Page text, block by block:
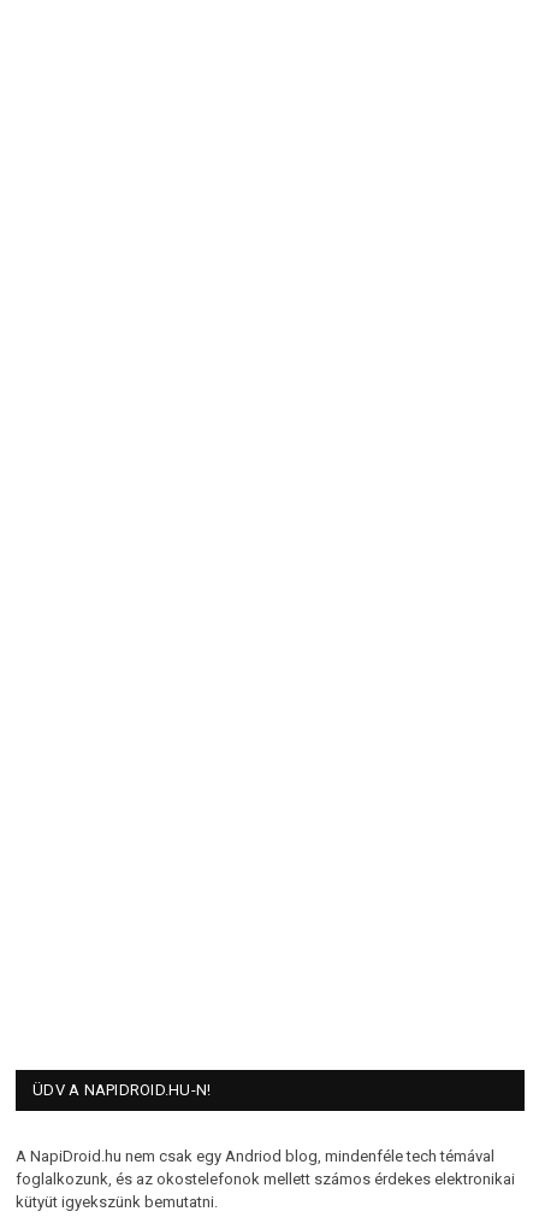
ÜDV A NAPIDROID.HU-N!
A NapiDroid.hu nem csak egy Andriod blog, mindenféle tech témával
foglalkozunk, és az okostelefonok mellett számos érdekes elektronikai
kütyüt igyekszünk bemutatni.